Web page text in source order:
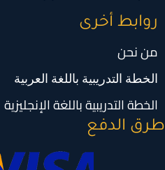
روابط أخرى
من نحن
الخطة التدريبية باللغة العربية
الخطة التدريبية باللغة الإنجليزية
طرق الدفع